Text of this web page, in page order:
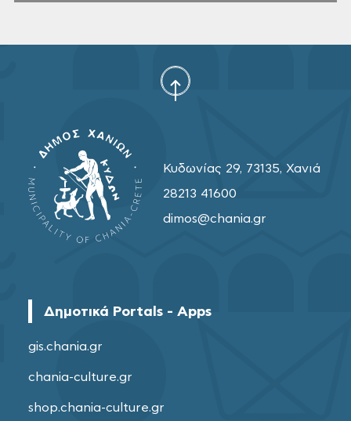
Κυδωνίας 29, 73135, Χανιά
28213 41600
dimos@chania.gr
Δημοτικά Portals - Apps
gis.chania.gr
chania-culture.gr
shop.chania-culture.gr